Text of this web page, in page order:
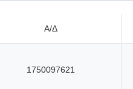
Α/Δ
1750097621